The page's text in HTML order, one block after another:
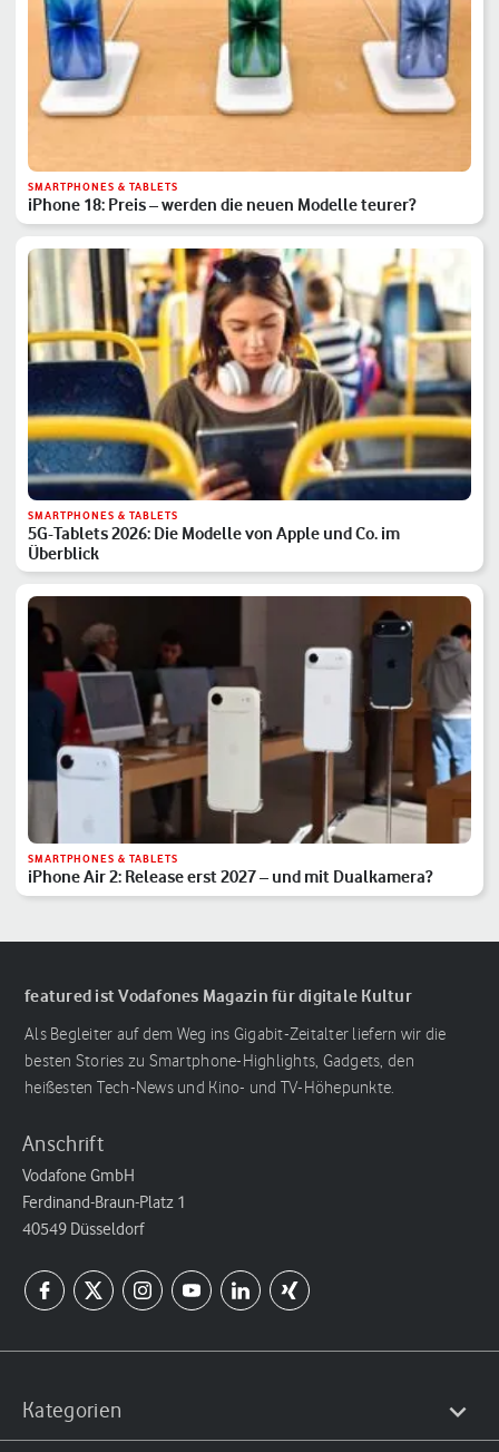
SMARTPHONES & TABLETS
iPhone 18: Preis – werden die neuen Modelle teurer?
SMARTPHONES & TABLETS
5G-Tablets 2026: Die Modelle von Apple und Co. im
Überblick
SMARTPHONES & TABLETS
iPhone Air 2: Release erst 2027 – und mit Dualkamera?
featured ist Vodafones Magazin für digitale Kultur
Als Begleiter auf dem Weg ins Gigabit-Zeitalter liefern wir die
besten Stories zu Smartphone-Highlights, Gadgets, den
heißesten Tech-News und Kino- und TV-Höhepunkte.
Anschrift
Vodafone GmbH
Ferdinand-Braun-Platz 1
40549 Düsseldorf
Kategorien